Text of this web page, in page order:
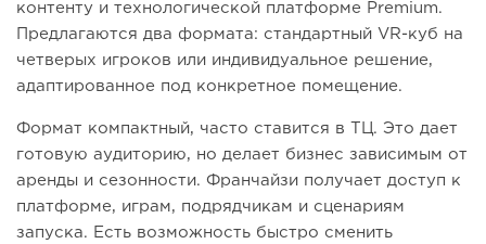
контенту и технологической платформе Premium.
Предлагаются два формата: стандартный VR-куб на
четверых игроков или индивидуальное решение,
адаптированное под конкретное помещение.
Формат компактный, часто ставится в ТЦ. Это дает
готовую аудиторию, но делает бизнес зависимым от
аренды и сезонности. Франчайзи получает доступ к
платформе, играм, подрядчикам и сценариям
запуска. Есть возможность быстро сменить